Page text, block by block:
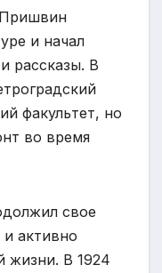
Пришвин
и начал
рассказы. В
факультет, но
во время
свое
активно
жизни. В 1924